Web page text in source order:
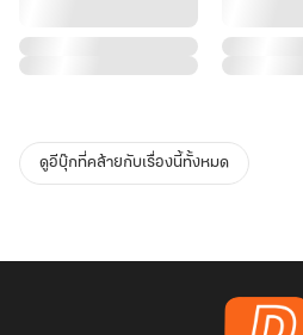
ดูอีบุ๊กที่คล้ายกับเรื่องนี้ทั้งหมด